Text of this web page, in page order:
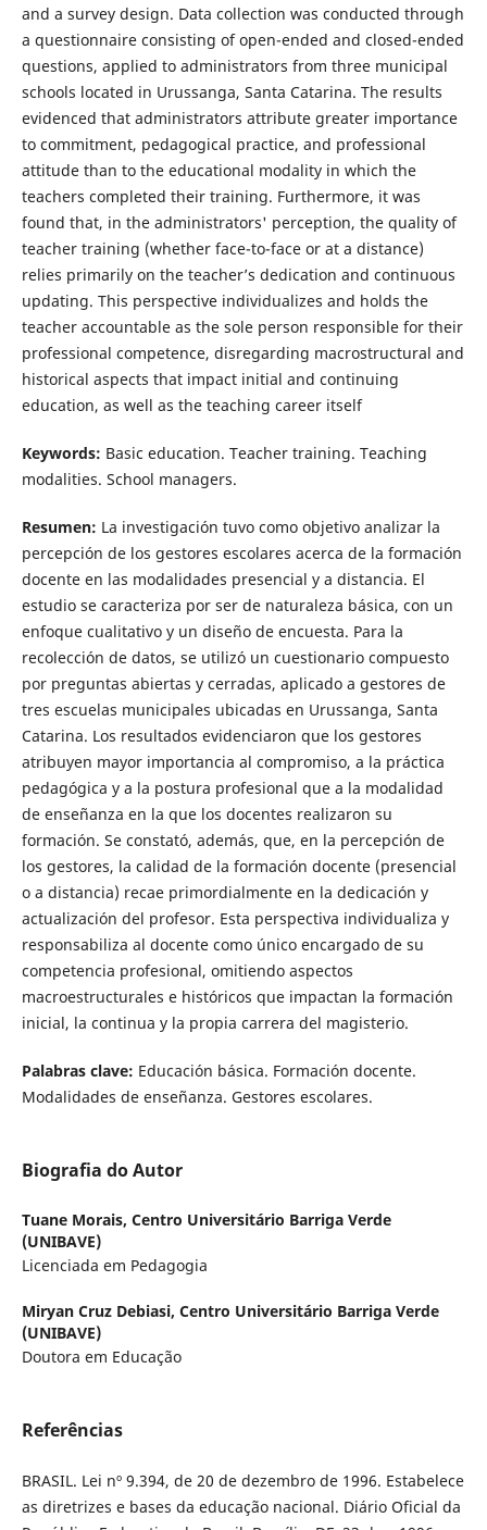
and a survey design. Data collection was conducted through
a questionnaire consisting of open-ended and closed-ended
questions, applied to administrators from three municipal
schools located in Urussanga, Santa Catarina. The results
evidenced that administrators attribute greater importance
to commitment, pedagogical practice, and professional
attitude than to the educational modality in which the
teachers completed their training. Furthermore, it was
found that, in the administrators' perception, the quality of
teacher training (whether face-to-face or at a distance)
relies primarily on the teacher’s dedication and continuous
updating. This perspective individualizes and holds the
teacher accountable as the sole person responsible for their
professional competence, disregarding macrostructural and
historical aspects that impact initial and continuing
education, as well as the teaching career itself
Keywords: Basic education. Teacher training. Teaching
modalities. School managers.
Resumen: La investigación tuvo como objetivo analizar la
percepción de los gestores escolares acerca de la formación
docente en las modalidades presencial y a distancia. El
estudio se caracteriza por ser de naturaleza básica, con un
enfoque cualitativo y un diseño de encuesta. Para la
recolección de datos, se utilizó un cuestionario compuesto
por preguntas abiertas y cerradas, aplicado a gestores de
tres escuelas municipales ubicadas en Urussanga, Santa
Catarina. Los resultados evidenciaron que los gestores
atribuyen mayor importancia al compromiso, a la práctica
pedagógica y a la postura profesional que a la modalidad
de enseñanza en la que los docentes realizaron su
formación. Se constató, además, que, en la percepción de
los gestores, la calidad de la formación docente (presencial
o a distancia) recae primordialmente en la dedicación y
actualización del profesor. Esta perspectiva individualiza y
responsabiliza al docente como único encargado de su
competencia profesional, omitiendo aspectos
macroestructurales e históricos que impactan la formación
inicial, la continua y la propia carrera del magisterio.
Palabras clave: Educación básica. Formación docente.
Modalidades de enseñanza. Gestores escolares.
Biografia do Autor
Tuane Morais, Centro Universitário Barriga Verde
(UNIBAVE)
Licenciada em Pedagogia
Miryan Cruz Debiasi, Centro Universitário Barriga Verde
(UNIBAVE)
Doutora em Educação
Referências
BRASIL. Lei nº 9.394, de 20 de dezembro de 1996. Estabelece
as diretrizes e bases da educação nacional. Diário Oficial da